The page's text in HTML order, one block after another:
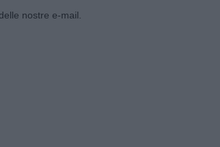
nostre e-mail.